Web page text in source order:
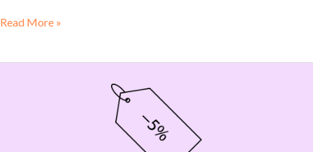
Read More »